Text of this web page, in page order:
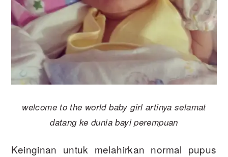
welcome to the world baby girl artinya selamat
datang ke dunia bayi perempuan
Keinginan untuk melahirkan normal pupus